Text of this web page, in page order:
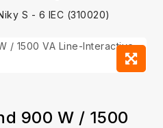
S - 6 IEC (310020)
900 W / 1500